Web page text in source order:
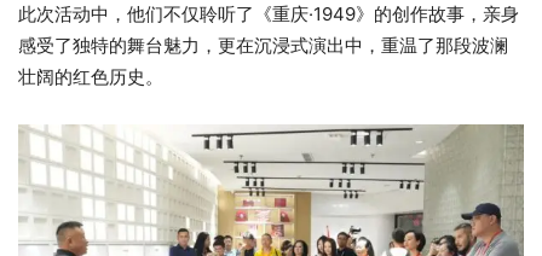
此次活动中，他们不仅聆听了《重庆·1949》的创作故事，亲身
感受了独特的舞台魅力，更在沉浸式演出中，重温了那段波澜
壮阔的红色历史。